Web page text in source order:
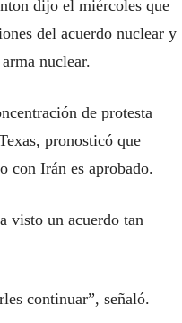
dijo el miércoles que
del acuerdo nuclear y
nuclear.
de protesta
pronosticó que
con Irán es aprobado.
visto un acuerdo tan
continuar”, señaló.